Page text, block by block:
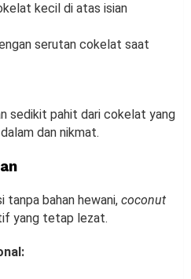
kecil di atas isian
serutan cokelat saat
sedikit pahit dari cokelat yang
dan nikmat.
tanpa bahan hewani, coconut
yang tetap lezat.